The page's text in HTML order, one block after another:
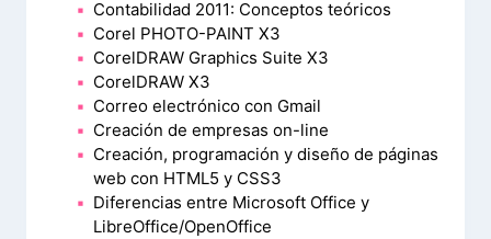
Contabilidad 2011: Conceptos teóricos
Corel PHOTO-PAINT X3
CorelDRAW Graphics Suite X3
CorelDRAW X3
Correo electrónico con Gmail
Creación de empresas on-line
Creación, programación y diseño de páginas
web con HTML5 y CSS3
Diferencias entre Microsoft Office y
LibreOffice/OpenOffice